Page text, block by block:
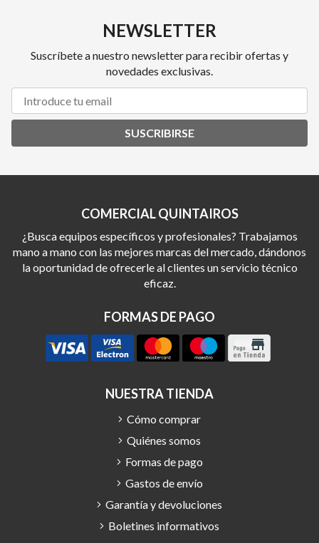
NEWSLETTER
Suscríbete a nuestro newsletter para recibir ofertas y
novedades exclusivas.
SUSCRIBIRSE
COMERCIAL QUINTAIROS
¿Busca equipos específicos y profesionales? Trabajamos
mano a mano con las mejores marcas del mercado, dándonos
la oportunidad de ofrecerle al clientes un servicio técnico
eficaz.
FORMAS DE PAGO
NUESTRA TIENDA
Cómo comprar
Quiénes somos
Formas de pago
Gastos de envío
Garantía y devoluciones
Boletines informativos